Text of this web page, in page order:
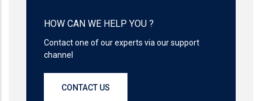
HOW CAN WE HELP YOU ?
Contact one of our experts via our support
channel
CONTACT US